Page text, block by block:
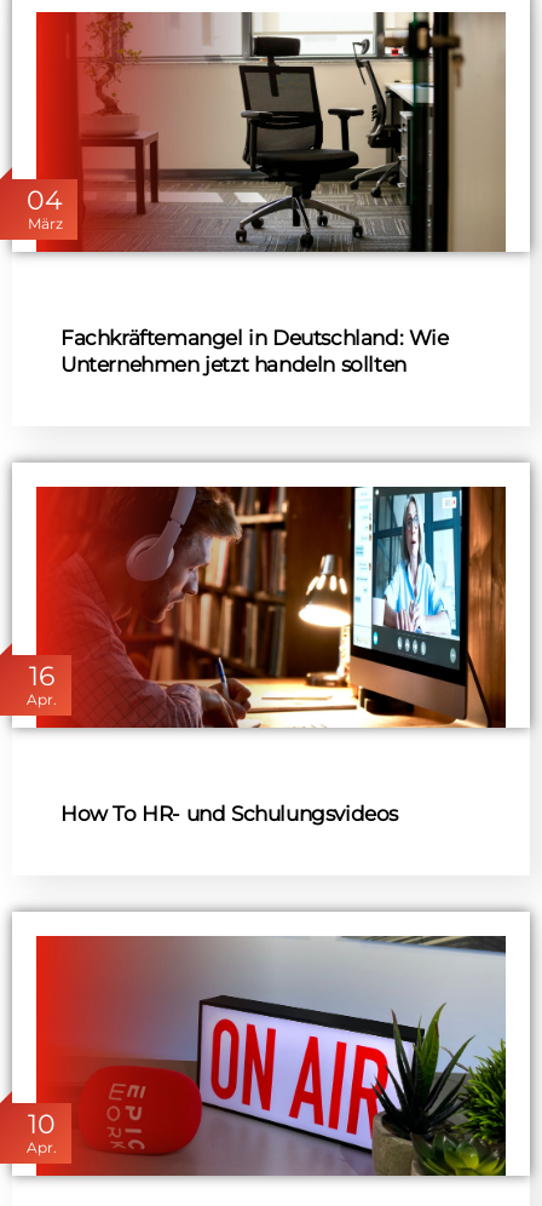
04
März
Fachkräftemangel in Deutschland: Wie
Unternehmen jetzt handeln sollten
16
Apr.
How To HR- und Schulungsvideos
10
Apr.